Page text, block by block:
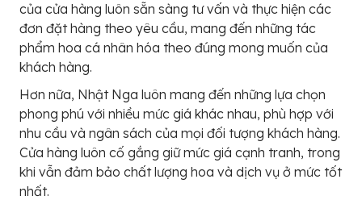
của cửa hàng luôn sẵn sàng tư vấn và thực hiện các
đơn đặt hàng theo yêu cầu, mang đến những tác
phẩm hoa cá nhân hóa theo đúng mong muốn của
khách hàng.
Hơn nữa, Nhật Nga luôn mang đến những lựa chọn
phong phú với nhiều mức giá khác nhau, phù hợp với
nhu cầu và ngân sách của mọi đối tượng khách hàng.
Cửa hàng luôn cố gắng giữ mức giá cạnh tranh, trong
khi vẫn đảm bảo chất lượng hoa và dịch vụ ở mức tốt
nhất.